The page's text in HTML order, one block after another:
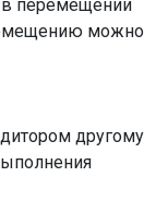
в перемещении
можно
другому